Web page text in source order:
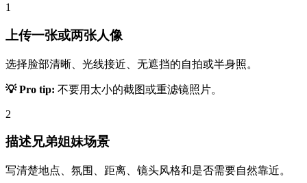
1
上传一张或两张人像
选择脸部清晰、光线接近、无遮挡的自拍或半身照。
💡 Pro tip: 不要用太小的截图或重滤镜照片。
2
描述兄弟姐妹场景
写清楚地点、氛围、距离、镜头风格和是否需要自然靠近。